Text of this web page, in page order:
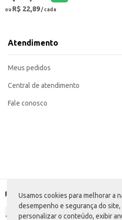
Usamos cookies para melhorar a
desempenho e segurança do site,
personalizar o conteúdo, exibir
ou R$ 22,89/ cada
Atendimento
Meus pedidos
Central de atendimento
Fale conosco
Formas de pagamento